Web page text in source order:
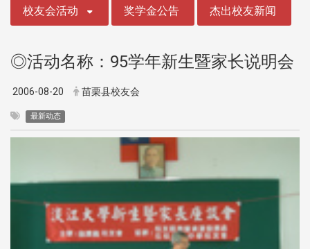
校友会活动 奖学金公告 杰出校友新闻
◎活动名称：95学年新生暨家长说明会
2006-08-20 苗栗县校友会
最新动态